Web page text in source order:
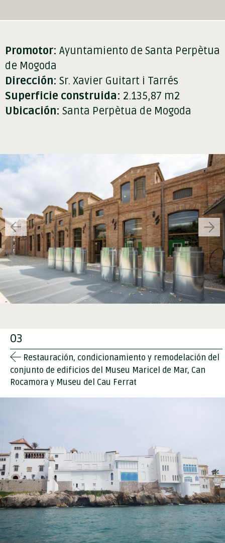
Promotor: Ayuntamiento de Santa Perpètua
de Mogoda
Dirección: Sr. Xavier Guitart i Tarrés
Superficie construida: 2.135,87 m2
Ubicación: Santa Perpètua de Mogoda
03
Restauración, condicionamiento y remodelación del
conjunto de edificios del Museu Maricel de Mar, Can
Rocamora y Museu del Cau Ferrat